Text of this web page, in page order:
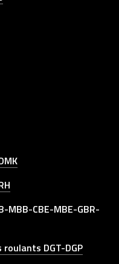
MBB-CBE-MBE-GBR-
DGT-DGP